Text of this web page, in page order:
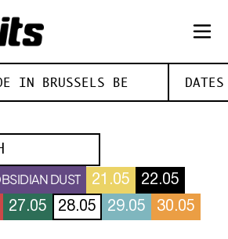
IN BRUSSELS BE
DUST 21.05
22.05
27.05 28.05 29.05
30.05